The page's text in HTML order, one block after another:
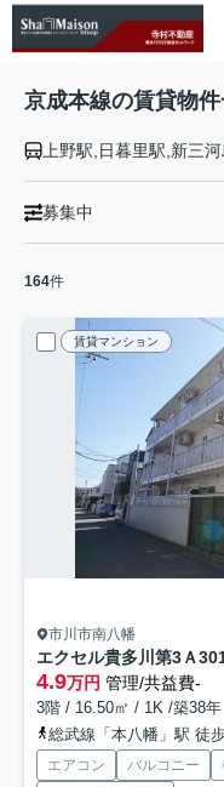
京成本線の賃貸物
募集中
164件
賃貸マンション
市川市南八幡
エクセル貴多川第3Ａ
4.9万円 管理/共益費-
3階 / 16.50㎡ / 1K /築38年
総武線「本八幡」駅 徒
エアコン バルコニー